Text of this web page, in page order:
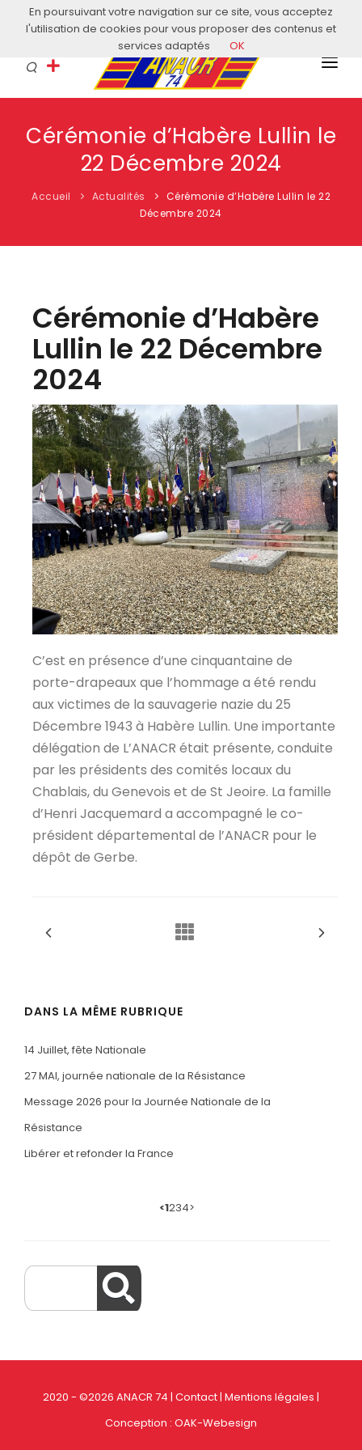
Courriel: contact@anacr74.fr
L’ANACR
EVÈNEMENTS
COMITÉS LOCAUX
HISTOIRE & EDUCATION
Cérémonie d’Habère Lullin le
22 Décembre 2024
Accueil Actualités
Cérémonie d’Habère Lullin le 22
Décembre 2024
Cérémonie d’Habère
Lullin le 22 Décembre
2024
C’est en présence d’une cinquantaine de
porte-drapeaux que l’hommage a été rendu
aux victimes de la sauvagerie nazie du 25
Décembre 1943 à Habère Lullin. Une importante
délégation de L’ANACR était présente, conduite
par les présidents des comités locaux du
Chablais, du Genevois et de St Jeoire. La famille
d’Henri Jacquemard a accompagné le co-
président départemental de l’ANACR pour le
dépôt de Gerbe.
DANS LA MÊME RUBRIQUE
14 Juillet, fête Nationale
27 MAI, journée nationale de la Résistance
Message 2026 pour la Journée Nationale de la
Résistance
Libérer et refonder la France
<1234>
2020 - ©2026 ANACR 74 | Contact| Mentions légales |
Conception : OAK-Webesign
En poursuivant votre navigation sur ce site, vous acceptez
l'utilisation de cookies pour vous proposer des contenus et
services adaptés
OK